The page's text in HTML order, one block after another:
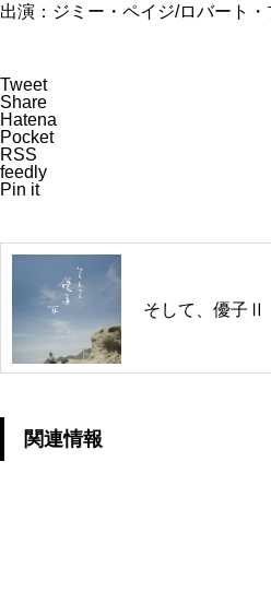
出演：ジミー・ペイジ/ロバート
Tweet
Share
Hatena
Pocket
RSS
feedly
Pin it
そして、優子Ⅱ
関連情報